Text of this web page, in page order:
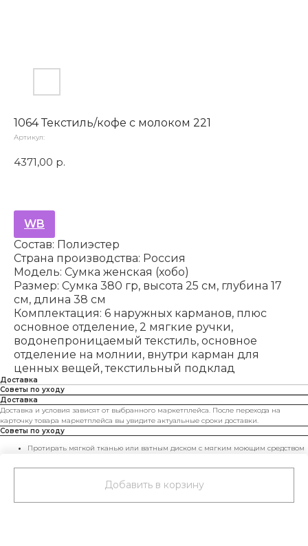
1064 Текстиль/кофе с молоком 221
Артикул:
4371,00 р.
Добавить в корзину
WB
Состав: Полиэстер
Страна производства: Россия
Модель: Сумка женская (хобо)
Размер: Сумка 380 гр, высота 25 см, глубина 17
см, длина 38 см
Комплектация: 6 наружных карманов, плюс
основное отделение, 2 мягкие ручки,
водонепроницаемый текстиль, основное
отделение на молнии, внутри карман для
ценных вещей, текстильный подклад
Доставка
Советы по уходу
Доставка
Доставка и условия зависят от выбранного маркетплейса. После перехода на
карточку товара маркетплейса вы увидите актуальные сроки доставки.
Советы по уходу
Протирать мягкой тканью или ватным диском с мягким моющим средством
Использовать водо- и грязеотталкивающие пропитки при необходимости.
Сушить, набив бумагой, вдали от нагревательных приборов.
Не стирайте в машине и не сушите в сушилке.